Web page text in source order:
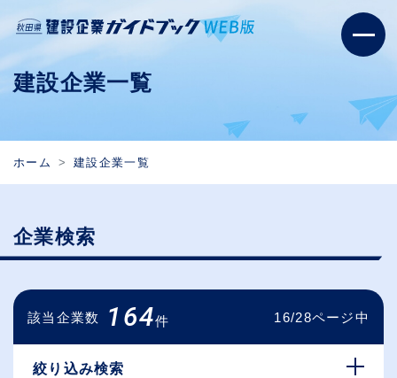
建設企業一覧
ホーム 建設企業一覧
企業検索
該当企業数 164件 16/28ページ中
絞り込み検索